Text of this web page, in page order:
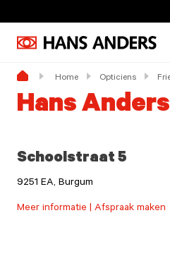
Home Opticiens
Hans
Schoolstraat 5
9251 EA, Burgum
Meer informatie | Afspraak maken